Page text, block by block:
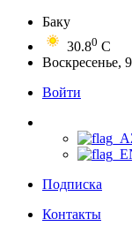
Баку
30.80 C
Воскресенье,
Войти
Подписка
Контакты